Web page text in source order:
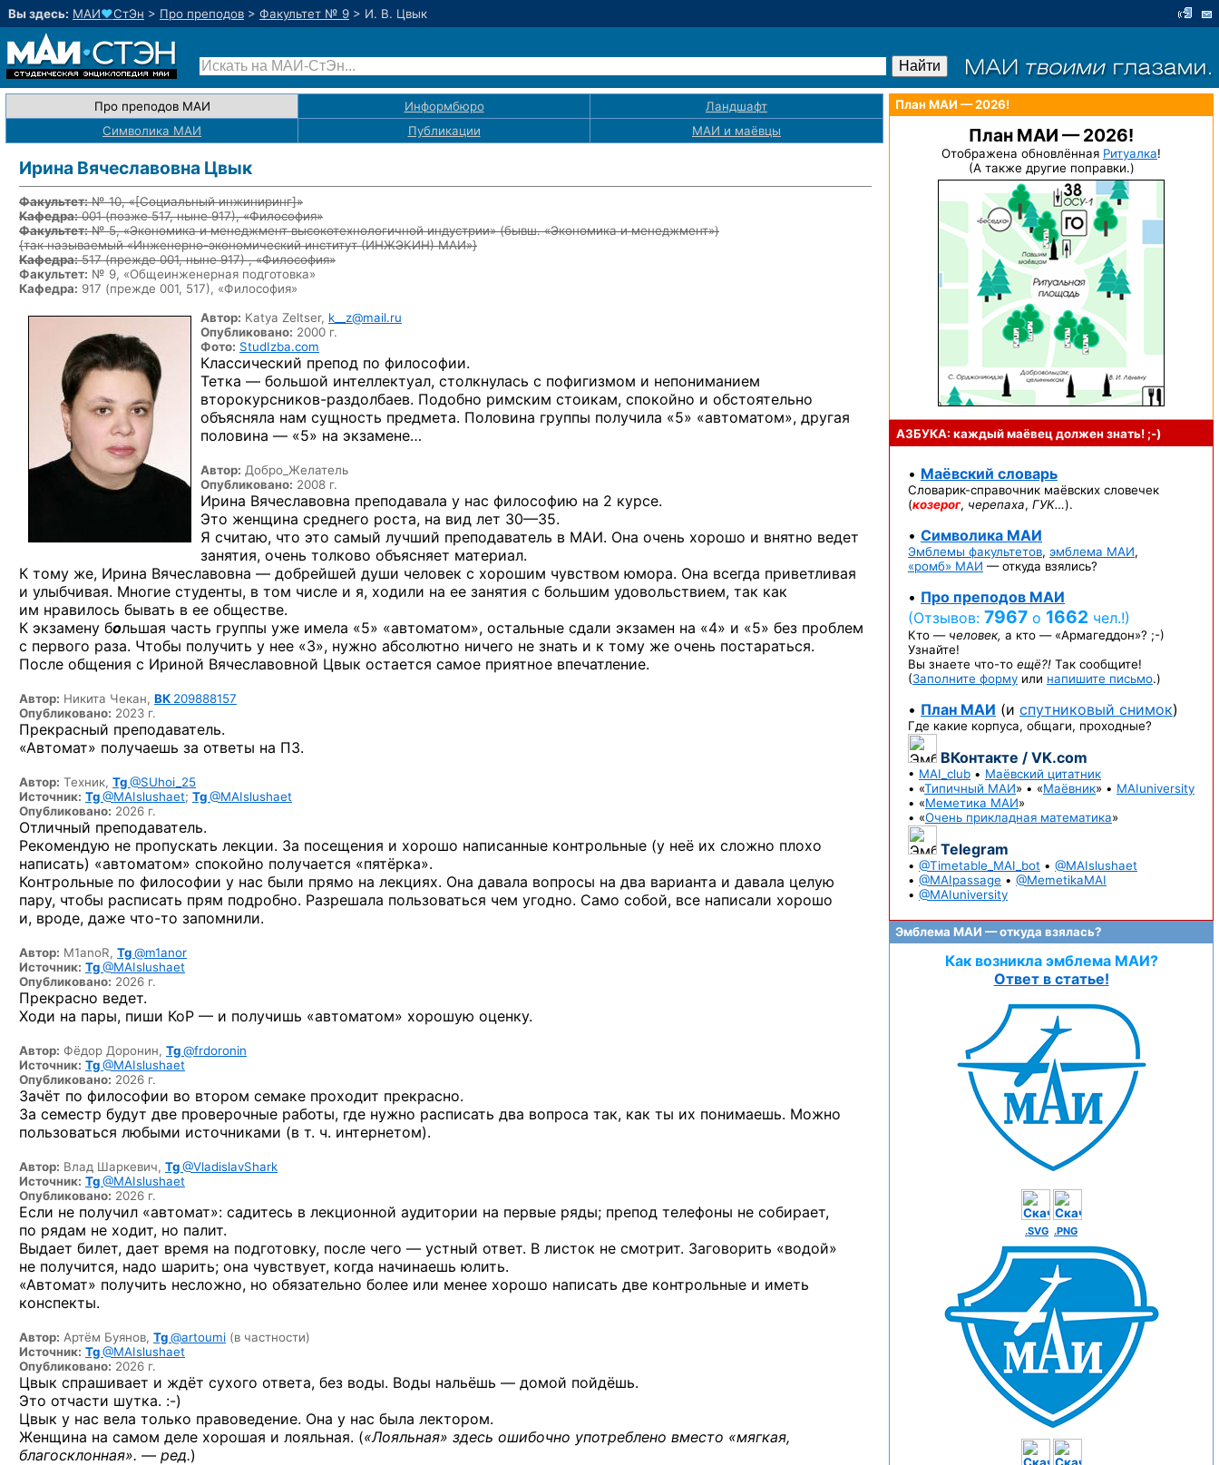
Вы здесь: МАИ♥СтЭн > Про преподов > Факультет № 9 > И. В. Цвык
Про преподов МАИ Информбюро
Ландшафт
Символика МАИ
Публикации МАИ и маёвцы
Ирина Вячеславовна Цвык
Факультет:№ 10, «[Социальный инжиниринг]»
Кафедра:001(позже 517, ныне 917), «Философия»
Факультет:№ 5, «Экономика и менеджмент высокотехнологичной индустрии» (бывш. «Экономика и менеджмент»)
{так называемый «Инженерно-экономический институт (ИНЖЭКИН) МАИ»}
Кафедра:517(прежде 001, ныне 917), «Философия»
Факультет: № 9, «Общеинженерная подготовка»
Кафедра: 917 (прежде 001, 517), «Философия»
Автор: Katya Zeltser, k__z@mail.ru
Опубликовано: 2000 г.
Фото: StudIzba.com
Классический препод по философии.
Тетка — большой интеллектуал, столкнулась с пофигизмом и непониманием
второкурсников-раздолбаев. Подобно римским стоикам, спокойно и обстоятельно
объясняла нам сущность предмета. Половина группы получила «5» «автоматом», другая
половина — «5» на экзамене…
Автор: Добро_Желатель
Опубликовано: 2008 г.
Ирина Вячеславовна преподавала у нас философию на 2 курсе.
Это женщина среднего роста, на вид лет 30—35.
Я считаю, что это самый лучший преподаватель в МАИ. Она очень хорошо и внятно ведет
занятия, очень толково объясняет материал.
К тому же, Ирина Вячеславовна — добрейшей души человек с хорошим чувством юмора. Она всегда приветливая
и улыбчивая. Многие студенты, в том числе и я, ходили на ее занятия с большим удовольствием, так как
им нравилось бывать в ее обществе.
К экзамену большая часть группы уже имела «5» «автоматом», остальные сдали экзамен на «4» и «5» без проблем
с первого раза. Чтобы получить у нее «3», нужно абсолютно ничего не знать и к тому же очень постараться.
После общения с Ириной Вячеславовной Цвык остается самое приятное впечатление.
Автор: Никита Чекан, ВК 209888157
Опубликовано: 2023 г.
Прекрасный преподаватель.
«Автомат» получаешь за ответы на ПЗ.
Автор: Техник, Tg@SUhoi_25
Источник: Tg@MAIslushaet; Tg@MAIslushaet
Опубликовано: 2026 г.
Отличный преподаватель.
Рекомендую не пропускать лекции. За посещения и хорошо написанные контрольные (у неё их сложно плохо
написать) «автоматом» спокойно получается «пятёрка».
Контрольные по философии у нас были прямо на лекциях. Она давала вопросы на два варианта и давала целую
пару, чтобы расписать прям подробно. Разрешала пользоваться чем угодно. Само собой, все написали хорошо
и, вроде, даже что-то запомнили.
Автор: M1anoR, Tg@m1anor
Источник: Tg@MAIslushaet
Опубликовано: 2026 г.
Прекрасно ведет.
Ходи на пары, пиши КоР — и получишь «автоматом» хорошую оценку.
Автор: Фёдор Доронин, Tg@frdoronin
Источник: Tg@MAIslushaet
Опубликовано: 2026 г.
Зачёт по философии во втором семаке проходит прекрасно.
За семестр будут две проверочные работы, где нужно расписать два вопроса так, как ты их понимаешь. Можно
пользоваться любыми источниками (в т. ч. интернетом).
Автор: Влад Шаркевич, Tg@VladislavShark
Источник: Tg@MAIslushaet
Опубликовано: 2026 г.
Если не получил «автомат»: садитесь в лекционной аудитории на первые ряды; препод телефоны не собирает,
по рядам не ходит, но палит.
Выдает билет, дает время на подготовку, после чего — устный ответ. В листок не смотрит. Заговорить «водой»
не получится, надо шарить; она чувствует, когда начинаешь юлить.
«Автомат» получить несложно, но обязательно более или менее хорошо написать две контрольные и иметь
конспекты.
Автор: Артём Буянов, Tg@artoumi (в частности)
Источник: Tg@MAIslushaet
Опубликовано: 2026 г.
Цвык спрашивает и ждёт сухого ответа, без воды. Воды нальёшь — домой пойдёшь.
Это отчасти шутка. :-)
Цвык у нас вела только правоведение. Она у нас была лектором.
Женщина на самом деле хорошая и лояльная. («Лояльная» здесь ошибочно употреблено вместо «мягкая,
благосклонная». — ред.)
План МАИ — 2026!
План МАИ — 2026!
Отображена обновлённая Ритуалка!
(А также другие поправки.)
АЗБУКА: каждый маёвец должензнать! ;-)
• Маёвский словарь
Словарик-справочник маёвских словечек
(козерог, черепаха, ГУК…).
• Символика МАИ
Эмблемы факультетов, эмблема МАИ,
«ромб» МАИ — откуда взялись?
• Про преподов МАИ
(Отзывов: 7967 о 1662 чел.!)
Кто — человек, а кто — «Армагеддон»? ;-)
Узнайте!
Вы знаете что-то ещё?! Так сообщите!
(Заполните форму или напишите письмо.)
• План МАИ (и спутниковый снимок)
Где какие корпуса, общаги, проходные?
ВКонтакте / VK.com
• MAI_club • Маёвский цитатник
• «Типичный МАИ» • «Маёвник» • MAIuniversity
• «Меметика МАИ»
• «Очень прикладная математика»
Telegram
• @Timetable_MAI_bot • @MAIslushaet
• @MAIpassage • @MemetikaMAI
• @MAIuniversity
Эмблема МАИ — откуда взялась?
Как возникла эмблема МАИ?
Ответ в статье!
.SVG .PNG